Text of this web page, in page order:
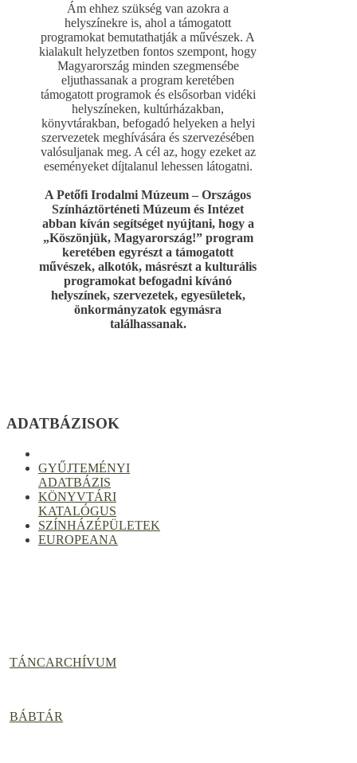
Ám ehhez szükség van azokra a
helyszínekre is, ahol a támogatott
programokat bemutathatják a művészek. A
kialakult helyzetben fontos szempont, hogy
Magyarország minden szegmensébe
eljuthassanak a program keretében
támogatott programok és elsősorban vidéki
helyszíneken, kultúrházakban,
könyvtárakban, befogadó helyeken a helyi
szervezetek meghívására és szervezésében
valósuljanak meg. A cél az, hogy ezeket az
eseményeket díjtalanul lehessen látogatni.
A Petőfi Irodalmi Múzeum – Országos
Színháztörténeti Múzeum és Intézet
abban kíván segítséget nyújtani, hogy a
„Köszönjük, Magyarország!” program
keretében egyrészt a támogatott
művészek, alkotók, másrészt a kulturális
programokat befogadni kívánó
helyszínek, szervezetek, egyesületek,
önkormányzatok egymásra
találhassanak.
ADATBÁZISOK
GYŰJTEMÉNYI
ADATBÁZIS
KÖNYVTÁRI
KATALÓGUS
SZÍNHÁZÉPÜLETEK
EUROPEANA
TÁNCARCHÍVUM
BÁBTÁR